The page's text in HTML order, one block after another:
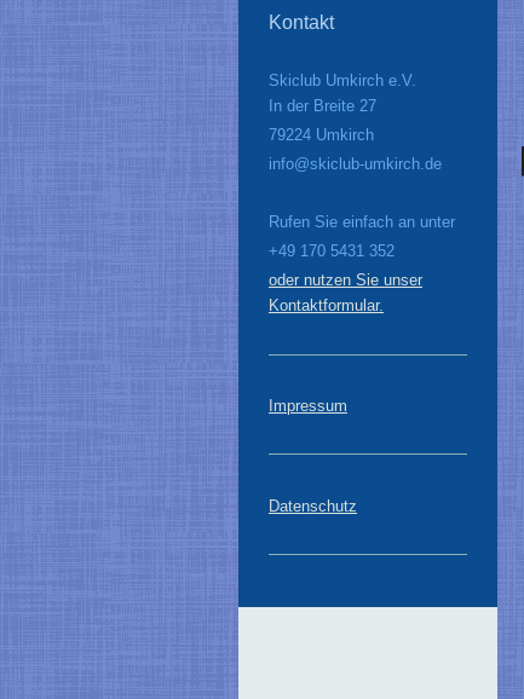
Kontakt
Skiclub Umkirch e.V.
In der Breite 27
79224 Umkirch
info@skiclub-umkirch.de
Rufen Sie einfach an unter
+49 170 5431 352
oder nutzen Sie unser
Kontaktformular.
Impressum
Datenschutz